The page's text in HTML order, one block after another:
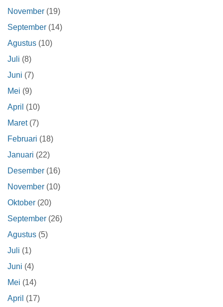
November (19)
September (14)
Agustus (10)
Juli (8)
Juni (7)
Mei (9)
April (10)
Maret(7)
Februari (18)
Januari (22)
Desember (16)
November (10)
Oktober (20)
September (26)
Agustus (5)
Juli (1)
Juni (4)
Mei (14)
April (17)